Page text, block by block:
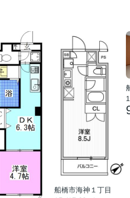
船橋市海神１丁目